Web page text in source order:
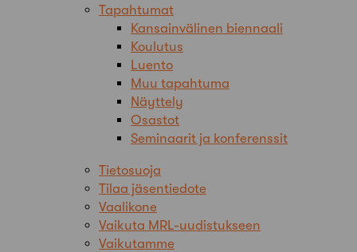
Tapahtumat
Kansainvälinen biennaali
Koulutus
Luento
Muu tapahtuma
Näyttely
Osastot
Seminaarit ja konferenssit
Tietosuoja
Tilaa jäsentiedote
Vaalikone
Vaikuta MRL-uudistukseen
Vaikutamme